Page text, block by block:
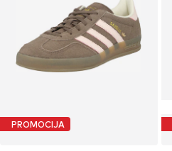
PROMOCIJA